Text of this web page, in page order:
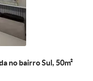
no bairro Sul, 50m²